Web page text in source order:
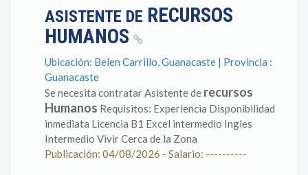
ASISTENTE DE RECURSOS
HUMANOS
Ubicación: Belen Carrillo, Guanacaste | Provincia :
Guanacaste
Se necesita contratar Asistente de recursos
Humanos Requisitos: Experiencia Disponibilidad
inmediata Licencia B1 Excel intermedio Ingles
Intermedio Vivir Cerca de la Zona
Publicación: 04/08/2026 - Salario: ----------